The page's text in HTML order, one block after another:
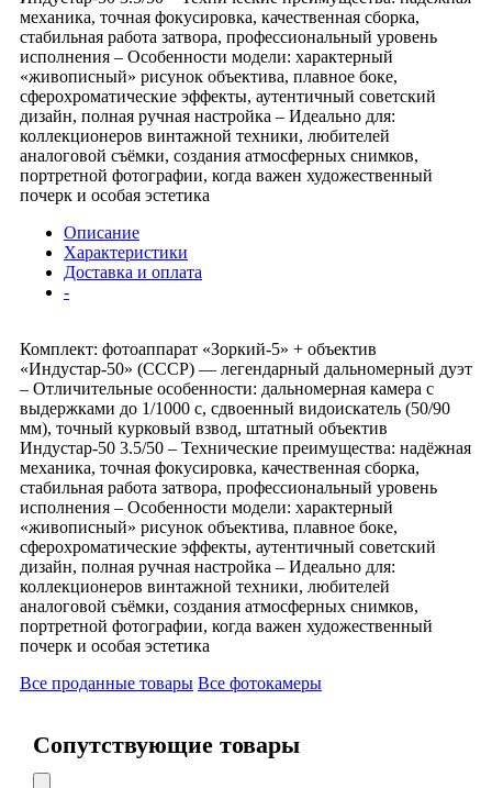
механика, точная фокусировка, качественная сборка,
стабильная работа затвора, профессиональный уровень
исполнения – Особенности модели: характерный
«живописный» рисунок объектива, плавное боке,
сферохроматические эффекты, аутентичный советский
дизайн, полная ручная настройка – Идеально для:
коллекционеров винтажной техники, любителей
аналоговой съёмки, создания атмосферных снимков,
портретной фотографии, когда важен художественный
почерк и особая эстетика
Описание
Характеристики
Доставка и оплата
-
Комплект: фотоаппарат «Зоркий-5» + объектив
«Индустар-50» (СССР) — легендарный дальномерный дуэт
– Отличительные особенности: дальномерная камера с
выдержками до 1/1000 с, сдвоенный видоискатель (50/90
мм), точный курковый взвод, штатный объектив
Индустар-50 3.5/50 – Технические преимущества: надёжная
механика, точная фокусировка, качественная сборка,
стабильная работа затвора, профессиональный уровень
исполнения – Особенности модели: характерный
«живописный» рисунок объектива, плавное боке,
сферохроматические эффекты, аутентичный советский
дизайн, полная ручная настройка – Идеально для:
коллекционеров винтажной техники, любителей
аналоговой съёмки, создания атмосферных снимков,
портретной фотографии, когда важен художественный
почерк и особая эстетика
Все проданные товары Все фотокамеры
Сопутствующие товары